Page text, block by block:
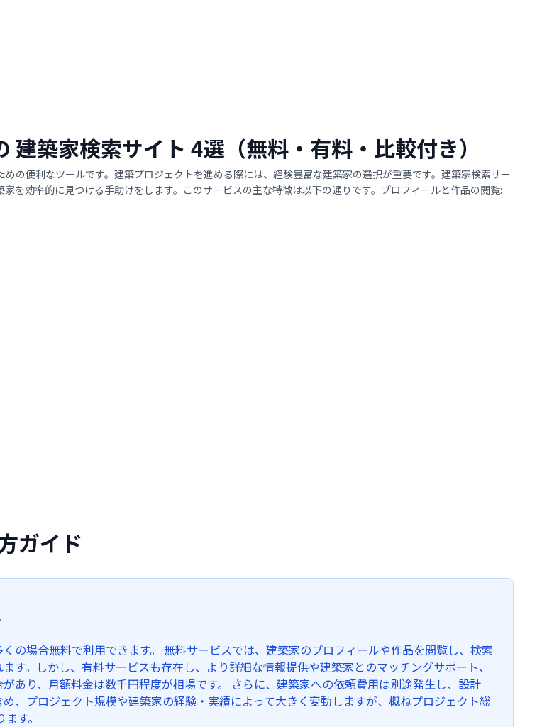
建築家検索サイト 4選（無料・有料・比較付き）
の便利なツールです。建築プロジェクトを進める際には、経験豊富な建築家の選択が重要です。建築家検索サー
を効率的に見つける手助けをします。このサービスの主な特徴は以下の通りです。プロフィールと作品の閲覧:
ガイド
の場合無料で利用できます。 無料サービスでは、建築家のプロフィールや作品を閲覧し、検索
す。しかし、有料サービスも存在し、より詳細な情報提供や建築家とのマッチングサポート、
あり、月額料金は数千円程度が相場です。 さらに、建築家への依頼費用は別途発生し、設計
、プロジェクト規模や建築家の経験・実績によって大きく変動しますが、概ねプロジェクト総
す。